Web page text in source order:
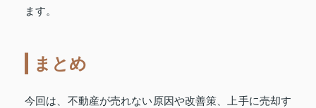
ます。
まとめ
今回は、不動産が売れない原因や改善策、上手に売却す